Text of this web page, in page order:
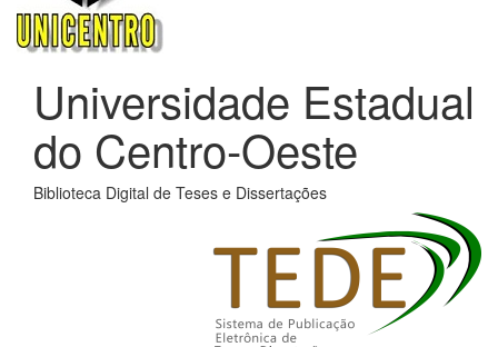
Universidade Estadual
do Centro-Oeste
Biblioteca Digital de Teses e Dissertações